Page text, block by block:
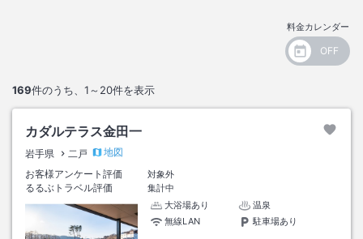
料金カレンダー
169件のうち、 1～20件を表示
カダルテラス金田一
岩手県 二戸
地図
お客様アンケート評価
対象外
るるぶトラベル評価
集計中
大浴場あり
温泉
無線LAN
駐車場あり